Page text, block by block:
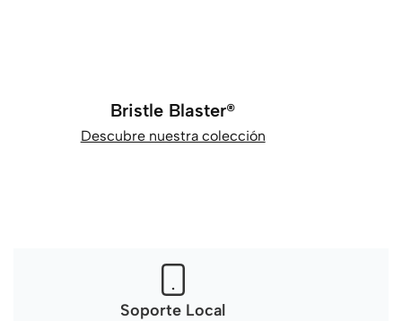
Bristle Blaster®
Descubre nuestra colección
Soporte Local